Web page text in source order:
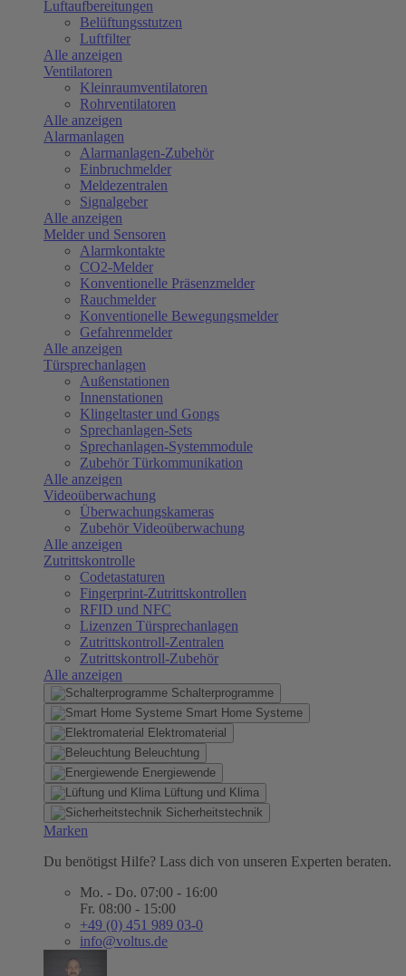
Luftaufbereitungen
Belüftungsstutzen
Luftfilter
Alle anzeigen
Ventilatoren
Kleinraumventilatoren
Rohrventilatoren
Alle anzeigen
Alarmanlagen
Alarmanlagen-Zubehör
Einbruchmelder
Meldezentralen
Signalgeber
Alle anzeigen
Melder und Sensoren
Alarmkontakte
CO2-Melder
Konventionelle Präsenzmelder
Rauchmelder
Konventionelle Bewegungsmelder
Gefahrenmelder
Alle anzeigen
Türsprechanlagen
Außenstationen
Innenstationen
Klingeltaster und Gongs
Sprechanlagen-Sets
Sprechanlagen-Systemmodule
Zubehör Türkommunikation
Alle anzeigen
Videoüberwachung
Überwachungskameras
Zubehör Videoüberwachung
Alle anzeigen
Zutrittskontrolle
Codetastaturen
Fingerprint-Zutrittskontrollen
RFID und NFC
Lizenzen Türsprechanlagen
Zutrittskontroll-Zentralen
Zutrittskontroll-Zubehör
Alle anzeigen
Schalterprogramme
Smart Home Systeme
Elektromaterial
Beleuchtung
Energiewende
Lüftung und Klima
Sicherheitstechnik
Marken
Du benötigst Hilfe? Lass dich von unseren Experten beraten.
Mo. - Do. 07:00 - 16:00
Fr. 08:00 - 15:00
+49 (0) 451 989 03-0
info@voltus.de